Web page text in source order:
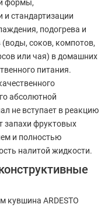
формы,
стандартизации
подогрева и
соков, компотов,
или чая) в домашних
питания.
абсолютной
не вступает в реакцию
запахи фруктовых
и полностью
налитой жидкости.
ARDESTO